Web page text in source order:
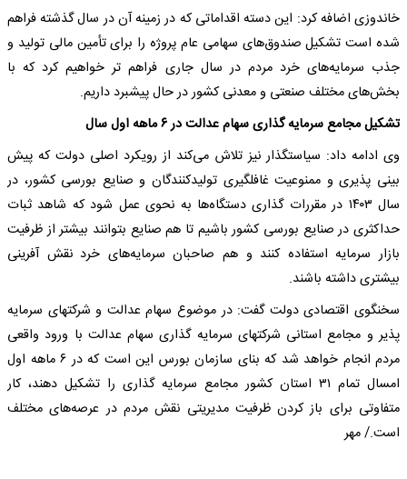
خاندوزی اضافه کرد: این دسته اقداماتی که در زمینه آن در سال گذشته فراهم
شده است تشکیل صندوق‌های سهامی عام پروژه را برای تأمین مالی تولید و
جذب سرمایه‌های خرد مردم در سال جاری فراهم تر خواهیم کرد که با
بخش‌های مختلف صنعتی و معدنی کشور در حال پیشبرد داریم.
تشکیل مجامع سرمایه گذاری سهام عدالت در ۶ ماهه اول سال
وی ادامه داد: سیاستگذار نیز تلاش می‌کند از رویکرد اصلی دولت که پیش
بینی پذیری و ممنوعیت غافلگیری تولیدکنندگان و صنایع بورسی کشور، در
سال ۱۴۰۳ در مقررات گذاری دستگاه‌ها به نحوی عمل شود که شاهد ثبات
حداکثری در صنایع بورسی کشور باشیم تا هم صنایع بتوانند بیشتر از ظرفیت
بازار سرمایه استفاده کنند و هم صاحبان سرمایه‌های خرد نقش آفرینی
بیشتری داشته باشند.
سخنگوی اقتصادی دولت گفت: در موضوع سهام عدالت و شرکتهای سرمایه
پذیر و مجامع استانی شرکتهای سرمایه گذاری سهام عدالت با ورود واقعی
مردم انجام خواهد شد که بنای سازمان بورس این است که در ۶ ماهه اول
امسال تمام ۳۱ استان کشور مجامع سرمایه گذاری را تشکیل دهند، کار
متفاوتی برای باز کردن ظرفیت مدیریتی نقش مردم در عرصه‌های مختلف
است./ مهر